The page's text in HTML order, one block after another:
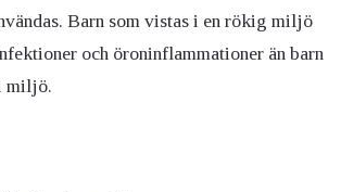
Barn som vistas i en rökig miljö
och öroninflammationer än barn
miljö.